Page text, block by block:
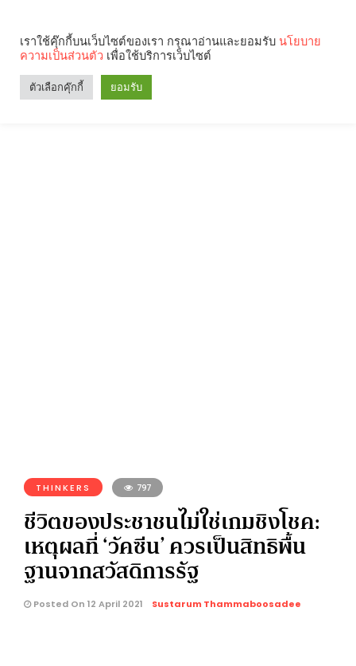
THINKERS 797
ชีวิตของประชาชนไม่ใช่เกมชิงโชค:
เหตุผลที่ ‘วัคซีน’ ควรเป็นสิทธิพื้น
ฐานจากสวัสดิการรัฐ
Posted On 12 April 2021 Sustarum Thammaboosadee
เราใช้คุ๊กกี้บนเว็บไซต์ของเรา กรุณาอ่านและยอมรับ นโยบาย
ความเป็นส่วนตัว เพื่อใช้บริการเว็บไซต์
ตัวเลือกคุ๊กกี้ ยอมรับ